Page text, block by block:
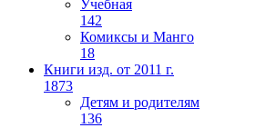
Учебная
142
Комиксы и Манго
18
Книги изд. от 2011 г.
1873
Детям и родителям
136